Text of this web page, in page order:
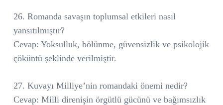
26. Romanda savaşın toplumsal etkileri nasıl
yansıtılmıştır?
Cevap: Yoksulluk, bölünme, güvensizlik ve psikolojik
çöküntü şeklinde verilmiştir.
27. Kuvayı Milliye’nin romandaki önemi nedir?
Cevap: Milli direnişin örgütlü gücünü ve bağımsızlık